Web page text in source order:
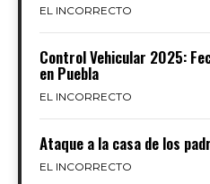
EL INCORRECTO
Control Vehicular 2025:
en Puebla
EL INCORRECTO
Ataque a la casa de los
EL INCORRECTO